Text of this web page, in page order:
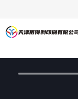
海报印刷
服务项目